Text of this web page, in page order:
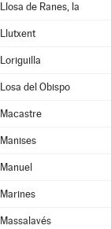
Llosa de Ranes, la
Llutxent
Loriguilla
Losa del Obispo
Macastre
Manises
Manuel
Marines
Massalavés